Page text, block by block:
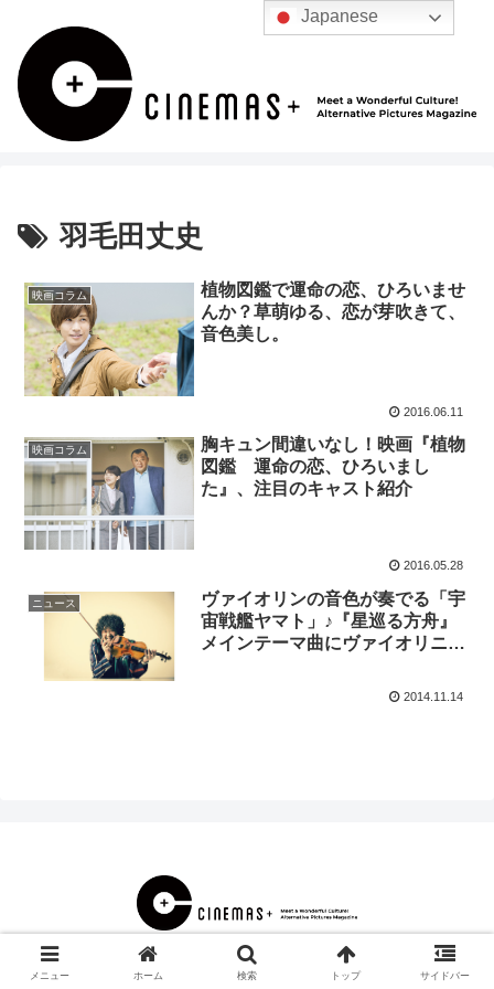
羽毛田丈史
映画コラム
植物図鑑で運命の恋、ひろいませ
んか？草萌ゆる、恋が芽吹きて、
音色美し。
2016.06.11
映画コラム
胸キュン間違いなし！映画『植物
図鑑 運命の恋、ひろいまし
た』、注目のキャスト紹介
2016.05.28
ニュース
ヴァイオリンの音色が奏でる「宇
宙戦艦ヤマト」♪『星巡る方舟』
メインテーマ曲にヴァイオリニス
2014.11.14
© 2000 CINEMAS＋.
メニュー ホーム 検索 トップ サイドバー
Japanese